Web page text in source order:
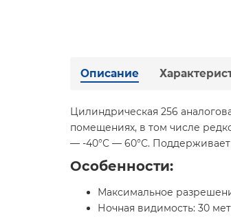
Описание
Цилиндрическая 256
помещениях, в том числе
— -40°С — 60°С.
Особенности:
Максимальное
Ночная видимость: 30